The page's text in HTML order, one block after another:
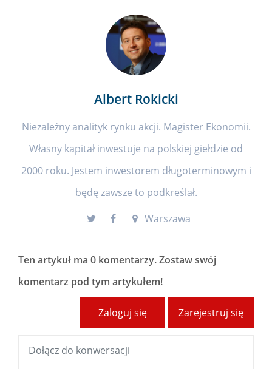
Albert Rokicki
Niezależny analityk rynku akcji. Magister Ekonomii.
Własny kapitał inwestuje na polskiej giełdzie od
2000 roku. Jestem inwestorem długoterminowym i
będę zawsze to podkreślał.
Warszawa
Ten artykuł ma 0 komentarzy. Zostaw swój
komentarz pod tym artykułem!
Zarejestruj się
Zaloguj się